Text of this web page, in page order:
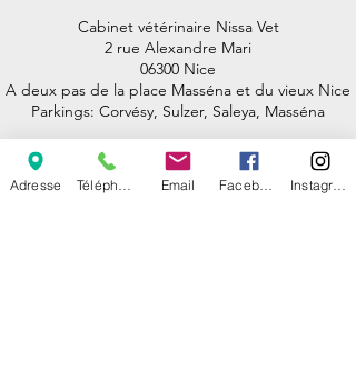
Cabinet vétérinaire Nissa Vet
2 rue Alexandre Mari
06300 Nice
A deux pas de la place Masséna et du vieux Nice
Parkings: Corvésy, Sulzer, Saleya, Masséna
Nous trouver !
Adresse Email